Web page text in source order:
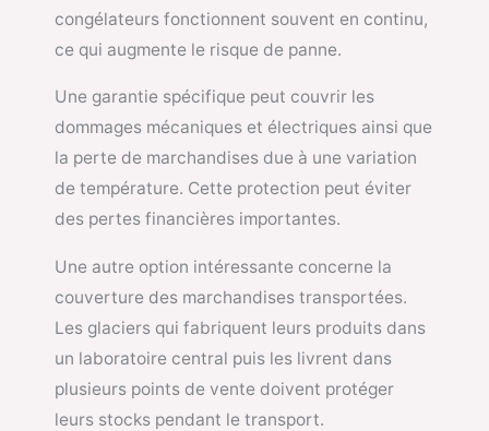
congélateurs fonctionnent souvent en continu,
ce qui augmente le risque de panne.
Une garantie spécifique peut couvrir les
dommages mécaniques et électriques ainsi que
la perte de marchandises due à une variation
de température. Cette protection peut éviter
des pertes financières importantes.
Une autre option intéressante concerne la
couverture des marchandises transportées.
Les glaciers qui fabriquent leurs produits dans
un laboratoire central puis les livrent dans
plusieurs points de vente doivent protéger
leurs stocks pendant le transport.